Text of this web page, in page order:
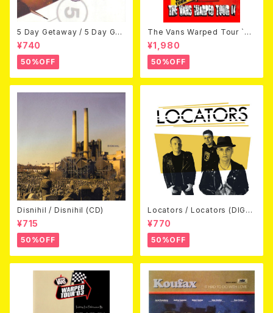
5 Day Getaway / 5 Day Get
away (CDEP)
¥740
50%OFF
The Vans Warped Tour `04
Beyond Warped (国内盤DV
D)
¥1,980
50%OFF
Disnihil / Disnihil (CD)
¥715
50%OFF
Locators / Locators (DIGPA
CK CD)
¥770
50%OFF